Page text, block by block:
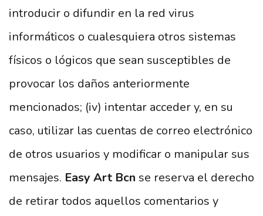
introducir o difundir en la red virus
informáticos o cualesquiera otros sistemas
físicos o lógicos que sean susceptibles de
provocar los daños anteriormente
mencionados; (iv) intentar acceder y, en su
caso, utilizar las cuentas de correo electrónico
de otros usuarios y modificar o manipular sus
mensajes. Easy Art Bcn se reserva el derecho
de retirar todos aquellos comentarios y